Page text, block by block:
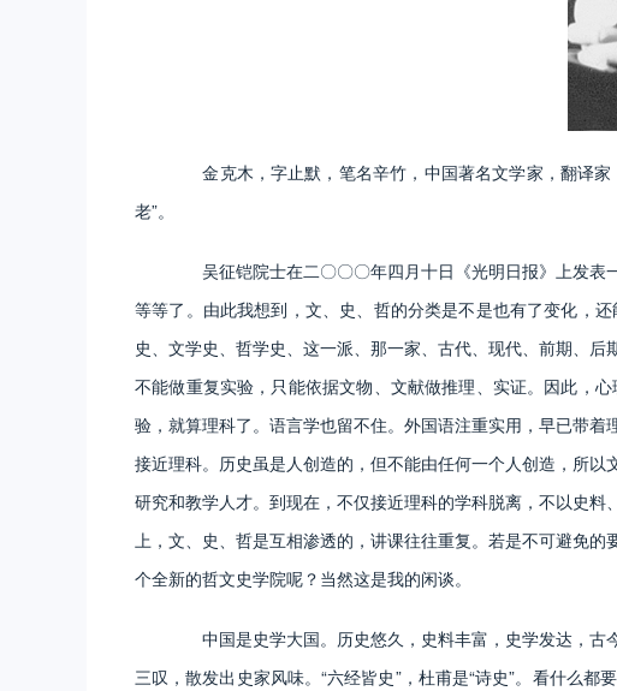
金克木，字止默，笔名辛竹，中国著名文学家，翻译家
老”。
吴征铠院士在二〇〇〇年四月十日《光明日报》上发表
等等了。由此我想到，文、史、哲的分类是不是也有了变化，
史、文学史、哲学史、这一派、那一家、古代、现代、前期、
不能做重复实验，只能依据文物、文献做推理、实证。因此，
验，就算理科了。语言学也留不住。外国语注重实用，早已带
接近理科。历史虽是人创造的，但不能由任何一个人创造，所
研究和教学人才。到现在，不仅接近理科的学科脱离，不以史
上，文、史、哲是互相渗透的，讲课往往重复。若是不可避免
个全新的哲文史学院呢？当然这是我的闲谈。
中国是史学大国。历史悠久，史料丰富，史学发达，古
三叹，散发出史家风味。“六经皆史”，杜甫是“诗史”。看什么